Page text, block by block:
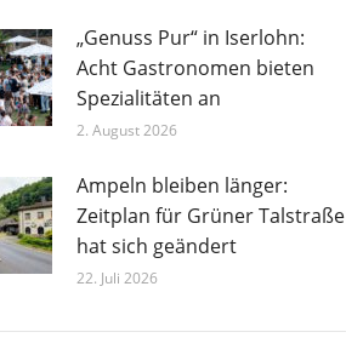
„Genuss Pur“ in Iserlohn:
Acht Gastronomen bieten
Spezialitäten an
2. August 2026
Ampeln bleiben länger:
Zeitplan für Grüner Talstraße
hat sich geändert
22. Juli 2026